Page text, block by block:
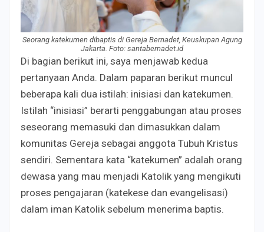
Seorang katekumen dibaptis di Gereja Bernadet, Keuskupan Agung
Jakarta. Foto: santabernadet.id
Di bagian berikut ini, saya menjawab kedua
pertanyaan Anda. Dalam paparan berikut muncul
beberapa kali dua istilah: inisiasi dan katekumen.
Istilah “inisiasi” berarti penggabungan atau proses
seseorang memasuki dan dimasukkan dalam
komunitas Gereja sebagai anggota Tubuh Kristus
sendiri. Sementara kata “katekumen” adalah orang
dewasa yang mau menjadi Katolik yang mengikuti
proses pengajaran (katekese dan evangelisasi)
dalam iman Katolik sebelum menerima baptis.